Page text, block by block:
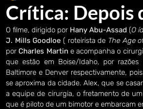
Crítica: Depois
O filme, dirigido por Hany Abu-Assad (O
J. Mills Goodloe ( roteirista de The Age
por Charles Martin e acompanha o
que estão em Boise/Idaho, por
Baltimore e Denver respectivamente,
se aproxima da cidade. Alex, que se
a equipe de cirurgia, o fretamento de
que é piloto de um bimotor e embarcam